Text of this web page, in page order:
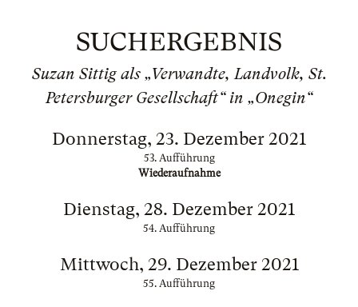
SUCHERGEBNIS
Suzan Sittig als „Verwandte, Landvolk, St.
Petersburger Gesellschaft“ in „Onegin“
Donnerstag, 23. Dezember 2021
53. Aufführung
Wiederaufnahme
Dienstag, 28. Dezember 2021
54. Aufführung
Mittwoch, 29. Dezember 2021
55. Aufführung